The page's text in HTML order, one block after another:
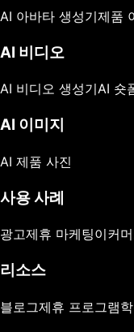
AI 아바타 생성기제품
AI 비디오
AI 비디오 생성기AI 숏
AI 이미지
AI 제품 사진
사용 사례
광고제휴 마케팅이커
리소스
블로그제휴 프로그램